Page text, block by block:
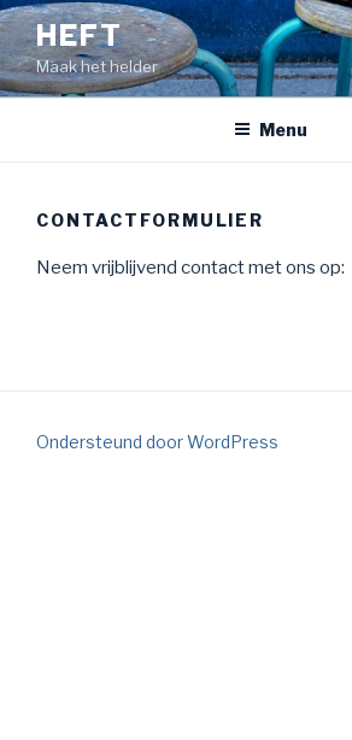
Naar
de
inhoud
springen
HEFT
Maak het helder
Menu
CONTACTFORMULIER
Neem vrijblijvend contact met ons op:
Ondersteund door WordPress